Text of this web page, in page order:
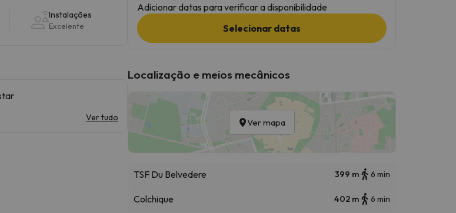
Instalações
Excelente
Ver tudo
Adicionar datas para verificar a disponibilidade
Selecionar datas
Localização e meios mecânicos
Ver mapa
TSF Du Belvedere 399 m 6 min
Colchique 402 m 6 min